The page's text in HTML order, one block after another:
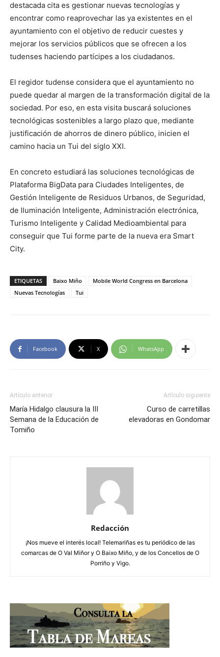
destacada cita es gestionar nuevas tecnologías y
encontrar como reaprovechar las ya existentes en el
ayuntamiento con el objetivo de reducir cuestes y
mejorar los servicios públicos que se ofrecen a los
tudenses haciendo partícipes a los ciudadanos.
El regidor tudense considera que el ayuntamiento no
puede quedar al margen de la transformación digital de la
sociedad. Por eso, en esta visita buscará soluciones
tecnológicas sostenibles a largo plazo que, mediante
justificación de ahorros de dinero público, inicien el
camino hacia un Tui del siglo XXI.
En concreto estudiará las soluciones tecnológicas de
Plataforma BigData para Ciudades Inteligentes, de
Gestión Inteligente de Residuos Urbanos, de Seguridad,
de Iluminación Inteligente, Administración electrónica,
Turismo Inteligente y Calidad Medioambiental para
conseguir que Tui forme parte de la nueva era Smart
City.
ETIQUETAS Baixo Miño
Mobile World Congress en Barcelona
Nuevas Tecnologías
Tui
Facebook X WhatsApp
Artículo anterior
María Hidalgo clausura la III
Semana de la Educación de
Tomiño
Artículo siguiente
Curso de carretillas
elevadoras en Gondomar
Redacción
¡Nos mueve el interés local! Telemariñas es tu periódico de las
comarcas de O Val Miñor y O Baixo Miño, y de los Concellos de O
Porriño y Vigo.